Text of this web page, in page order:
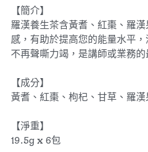
【簡介】
羅漢養生茶含黃耆、紅棗、羅
感，有助於提高您的能量水平
不再聲嘶力竭，是講師或業務的
【成分】
黃耆、紅棗、枸杞、甘草、羅漢
【淨重】
19.5g x 6包